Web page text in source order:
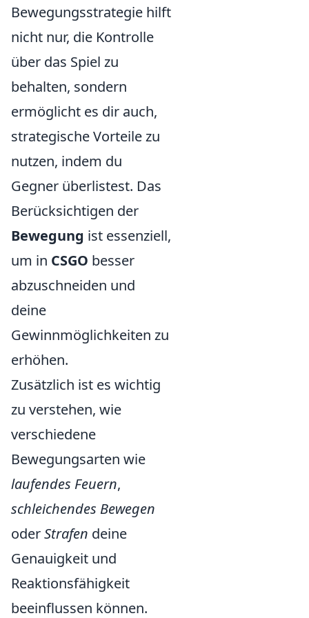
Bewegungsstrategie hilft
nicht nur, die Kontrolle
über das Spiel zu
behalten, sondern
ermöglicht es dir auch,
strategische Vorteile zu
nutzen, indem du
Gegner überlistest. Das
Berücksichtigen der
Bewegung ist essenziell,
um in CSGO besser
abzuschneiden und
deine
Gewinnmöglichkeiten zu
erhöhen.
Zusätzlich ist es wichtig
zu verstehen, wie
verschiedene
Bewegungsarten wie
laufendes Feuern,
schleichendes Bewegen
oderStrafen deine
Genauigkeit und
Reaktionsfähigkeit
beeinflussen können.